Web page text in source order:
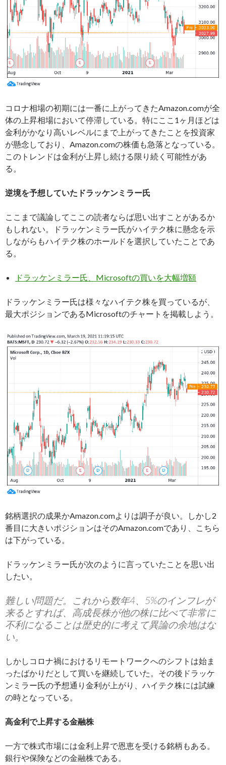
コロナ相場の初期には一番に上がってきたAmazon.comが全
体の上昇相場において停滞している。特にここ1ヶ月ほどは
金利がかなり高いレベルにまで上がってきたことを投資家
が懸念しており、Amazon.comの株価も急落となっている。
このトレンドは金利が上昇し続ける限り続く可能性があ
る。
逆境を予想していたドラッケンミラー氏
ここまで議論してここの読者ならば思い出すことがあるか
もしれない。ドラッケンミラー氏がハイテク株に懸念を示
しながらもハイテク株のホールドを選択していたことであ
る。
ドラッケンミラー氏、Microsoftの買いを大幅増額
ドラッケンミラー氏は様々なハイテク株を買っているが、
最大ポジションであるMicrosoftのチャートを掲載しよう。
銘柄選択の成果かAmazon.comよりは調子が良い。しかし2
番目に大きいポジションはそのAmazon.comであり、こちら
は下がっている。
ドラッケンミラー氏が次のように言っていたことを思い出
したい。
難しい問題だ。これから数年4、5%のインフレが
来るとすれば、高成長株が他の株に比べて非常に
不利になることは歴史的に考えて異論の余地はな
い。
しかしコロナ禍におけるリモートワークへのシフトは始ま
ったばかりだとして買いを継続していた。その後ドラッケ
ンミラー氏の予想通り金利が上がり、ハイテク株には試練
の時となっている。
高金利で上昇する金融株
一方で株式市場には金利上昇で恩恵を受ける銘柄もある。
銀行や保険などの金融株である。